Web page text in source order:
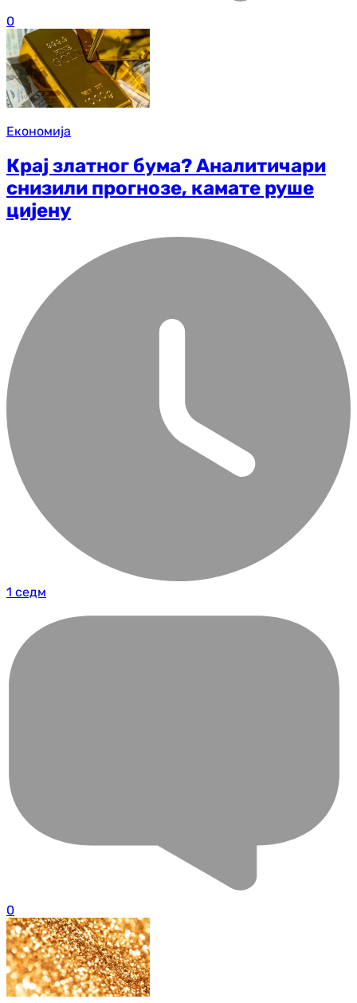
0
Економија
Крај златног бума? Аналитичари
снизили прогнозе, камате руше
цијену
1 седм
0